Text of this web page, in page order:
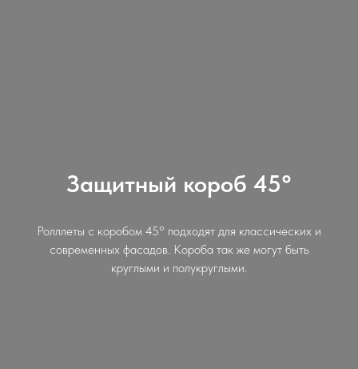
Защитный короб 45°
Ролллеты с коробом 45° подходят для классических и
современных фасадов. Короба так же могут быть
круглыми и полукруглыми.